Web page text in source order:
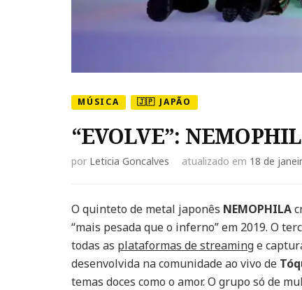
MÚSICA 🇯🇵 JAPÃO
“EVOLVE”:
por Leticia Goncalves atualizado em 18 de
O quinteto de metal japonês NEMOPHILA
“mais pesada que o inferno” em 2019. O
todas as plataformas de streaminge
desenvolvida na comunidade ao vivo de
temas doces como o amor. O grupo só de